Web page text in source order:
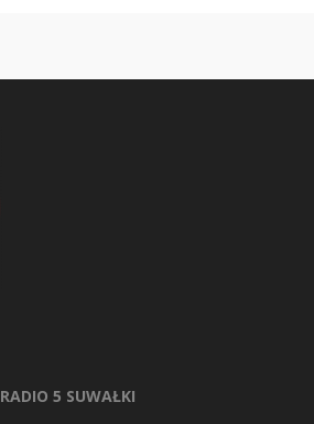
RADIO 5 SUWAŁKI